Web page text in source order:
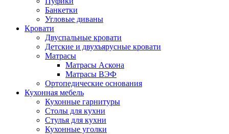
Банкетки
Угловые диваны
Кровати
Двуспальные кровати
Детские и двухъярусные кровати
Матрасы
Матрасы Аскона
Матрасы ВЭФ
Ортопедические основания
Кухонная мебель
Кухонные гарнитуры
Столы для кухни
Стулья для кухни
Кухонные уголки